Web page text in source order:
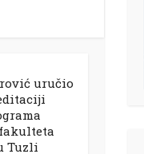
uručio
Tuzli